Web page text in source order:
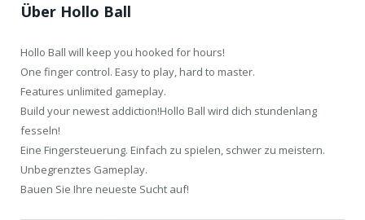
Über Hollo Ball
Hollo Ball will keep you hooked for hours!
One finger control. Easy to play, hard to master.
Features unlimited gameplay.
Build your newest addiction!Hollo Ball wird dich stundenlang
fesseln!
Eine Fingersteuerung. Einfach zu spielen, schwer zu meistern.
Unbegrenztes Gameplay.
Bauen Sie Ihre neueste Sucht auf!